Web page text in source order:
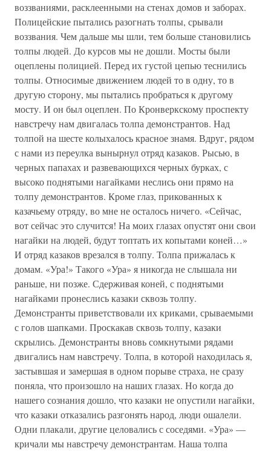
воззваниями, расклеенными на стенах домов и заборах.
Полицейские пытались разогнать толпы, срывали
воззвания. Чем дальше мы шли, тем больше становились
толпы людей. До курсов мы не дошли. Мосты были
оцеплены полицией. Перед их густой цепью теснились
толпы. Относимые движением людей то в одну, то в
другую сторону, мы пытались пробраться к другому
мосту. И он был оцеплен. По Кронверкскому проспекту
навстречу нам двигалась толпа демонстрантов. Над
толпой на шесте колыхалось красное знамя. Вдруг, рядом
с нами из переулка вынырнул отряд казаков. Рысью, в
черных папахах и развевающихся черных бурках, с
высоко поднятыми нагайками неслись они прямо на
толпу демонстрантов. Кроме глаз, прикованных к
казачьему отряду, во мне не осталось ничего. «Сейчас,
вот сейчас это случится! На моих глазах опустят они свои
нагайки на людей, будут топтать их копытами коней…»
И отряд казаков врезался в толпу. Толпа прижалась к
домам. «Ура!» Такого «Ура» я никогда не слышала ни
раньше, ни позже. Сдерживая коней, с поднятыми
нагайками пронеслись казаки сквозь толпу.
Демонстранты приветствовали их криками, срываемыми
с голов шапками. Проскакав сквозь толпу, казаки
скрылись. Демонстранты вновь сомкнутыми рядами
двигались нам навстречу. Толпа, в которой находилась я,
застывшая и замершая в одном порыве страха, не сразу
поняла, что произошло на наших глазах. Но когда до
нашего сознания дошло, что казаки не опустили нагайки,
что казаки отказались разгонять народ, люди ошалели.
Одни плакали, другие целовались с соседями. «Ура» —
кричали мы навстречу демонстрантам. Наша толпа